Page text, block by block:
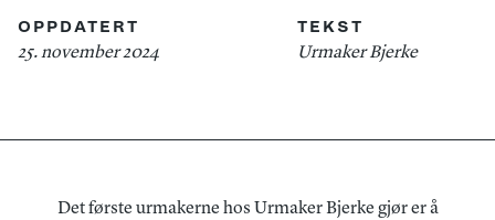
OPPDATERT
25. november 2024
TEKST
Urmaker Bjerke
Det første urmakerne hos Urmaker Bjerke gjør er å